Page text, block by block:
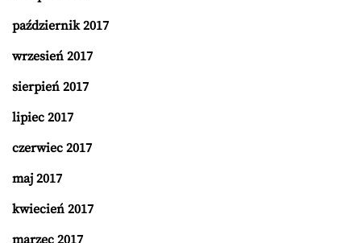
październik 2017
wrzesień 2017
sierpień 2017
lipiec 2017
czerwiec 2017
maj 2017
kwiecień 2017
marzec 2017